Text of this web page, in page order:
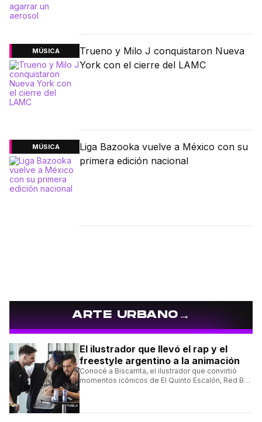
MÚSICA
Trueno y Milo J conquistaron Nueva
York con el cierre del LAMC
MÚSICA
Liga Bazooka vuelve a México con su
primera edición nacional
ARTE URBANO→
El ilustrador que llevó el rap y el
freestyle argentino a la animación
Conocé a Biscarrita, el ilustrador que convirtió
momentos icónicos de El Quinto Escalón, Red Bull